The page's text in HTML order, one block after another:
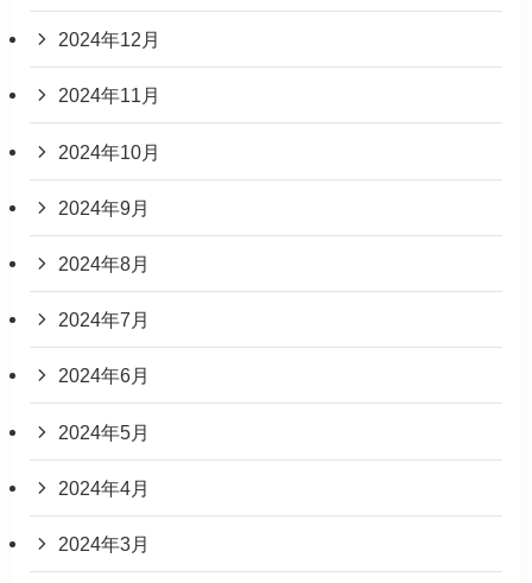
2024年12月
2024年11月
2024年10月
2024年9月
2024年8月
2024年7月
2024年6月
2024年5月
2024年4月
2024年3月